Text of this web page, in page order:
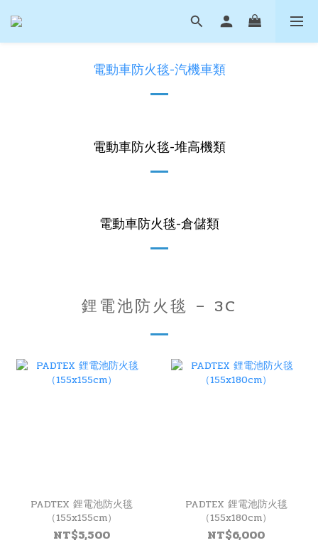
電動車防火毯-汽機車類
電動車防火毯-堆高機類
電動車防火毯-倉儲類
鋰電池防火毯 – 3C
PADTEX 鋰電池防火毯
（155x155cm）
NT$5,500
PADTEX 鋰電池防火毯
（155x180cm）
NT$6,000